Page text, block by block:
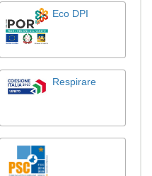
Eco DPI
Respirare